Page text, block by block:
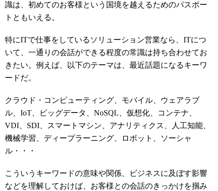
識は、初めてのお客様という国境を越えるためのパスポー
トともいえる。
特にITで仕事をしているソリューション営業なら、ITにつ
いて、一通りの会話ができる程度の常識は持ち合わせてお
きたい。例えば、以下のテーマは、最近話題になるキーワ
ードだ。
クラウド・コンピューティング、モバイル、ウェアラブ
ル、IoT、ビッグデータ、NoSQL、仮想化、コンテナ、
VDI、SDI、スマートマシン、アナリティクス、人工知能、
機械学習、ディープラーニング、ロボット、ソーシャ
ル・・・
こういうキーワードの意味や関係、ビジネスに及ぼす影響
などを理解しておけば、お客様との会話のきっかけを掴み